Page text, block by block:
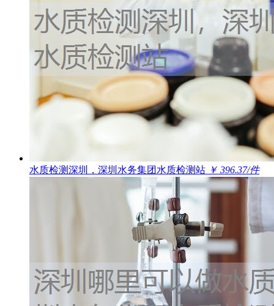
水质检测深圳，深圳水务集团水质检测站 ￥ 396.37/件